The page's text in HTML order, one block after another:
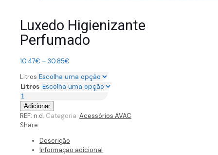
Luxedo Higienizante
Perfumado
10.47€ – 30.85€
Litros
Litros
Adicionar
REF: n.d. Categoria: Acessórios AVAC
Share
Descrição
Informação adicional